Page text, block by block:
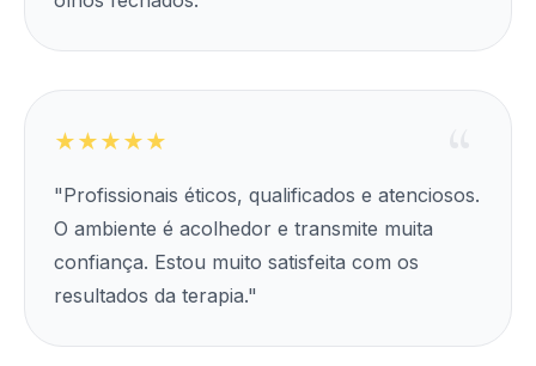
★★★★★
"Profissionais éticos, qualificados e atenciosos.
O ambiente é acolhedor e transmite muita
confiança. Estou muito satisfeita com os
resultados da terapia."